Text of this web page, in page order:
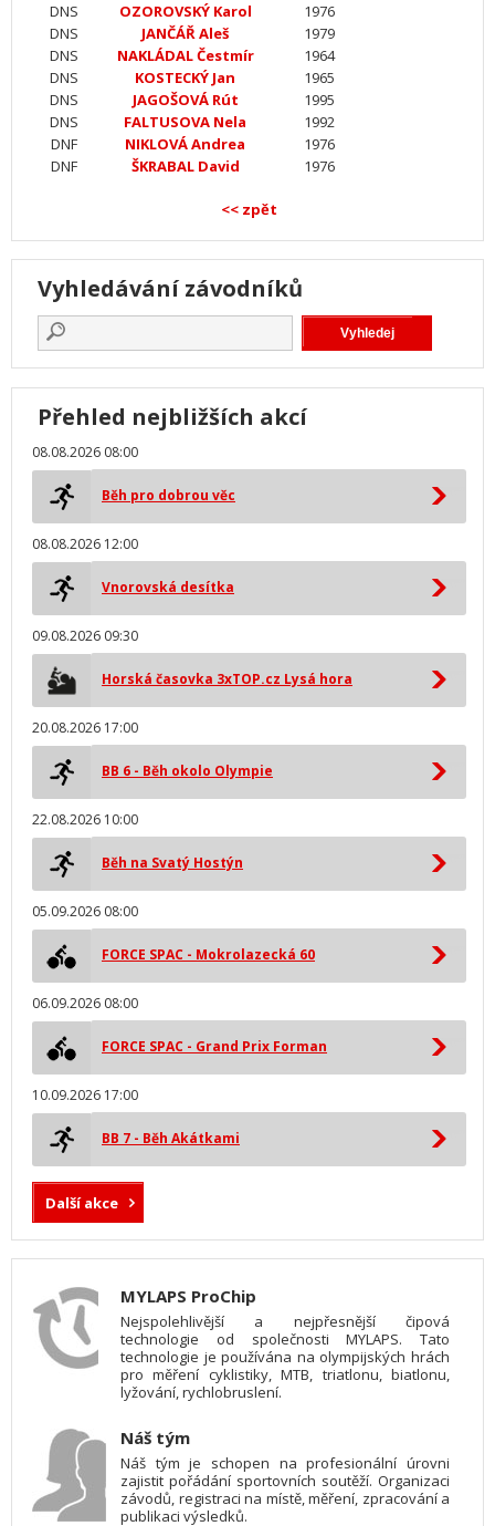
DNS
OZOROVSKÝ Karol
1976
DNS
JANČÁŘ Aleš
1979
DNS
NAKLÁDAL Čestmír
1964
DNS
KOSTECKÝ Jan
1965
DNS
JAGOŠOVÁ Rút
1995
DNS
FALTUSOVA Nela
1992
DNF
NIKLOVÁ Andrea
1976
DNF
ŠKRABAL David 1976
<< zpět
Vyhledávání závodníků
Přehled nejbližších akcí
08.08.2026 08:00
Běh pro dobrou věc
08.08.2026 12:00
Vnorovská desítka
09.08.2026 09:30
Horská časovka 3xTOP.cz Lysá hora
20.08.2026 17:00
BB 6 - Běh okolo Olympie
22.08.2026 10:00
Běh na Svatý Hostýn
05.09.2026 08:00
FORCE SPAC - Mokrolazecká 60
06.09.2026 08:00
FORCE SPAC - Grand Prix Forman
10.09.2026 17:00
BB 7 - Běh Akátkami
Další akce
MYLAPS ProChip
Nejspolehlivější a nejpřesnější čipová
technologie od společnosti MYLAPS. Tato
technologie je používána na olympijských hrách
pro měření cyklistiky, MTB, triatlonu, biatlonu,
lyžování, rychlobruslení.
Náš tým
Náš tým je schopen na profesionální úrovni
zajistit pořádání sportovních soutěží. Organizaci
závodů, registraci na místě, měření, zpracování a
publikaci výsledků.